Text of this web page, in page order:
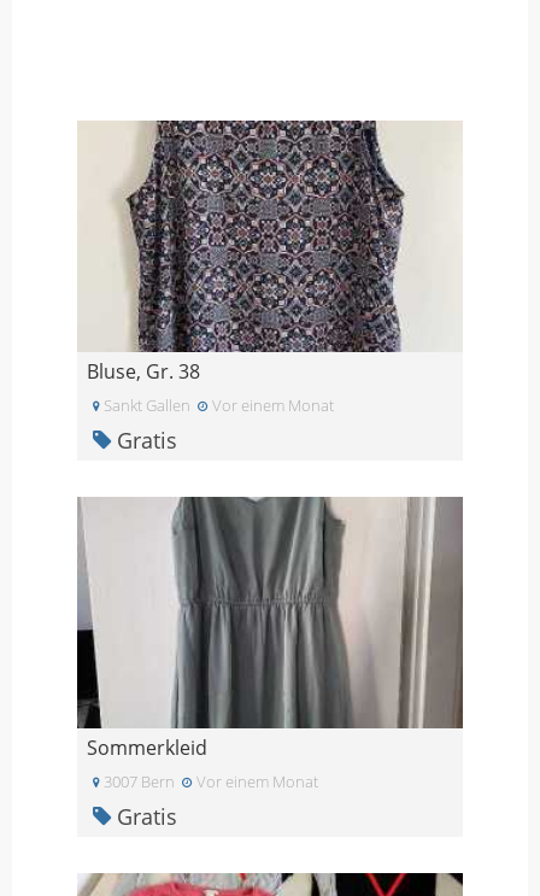
Bluse, Gr. 38
Sankt Gallen Vor einem Monat
Gratis
Sommerkleid
3007 Bern Vor einem Monat
Gratis